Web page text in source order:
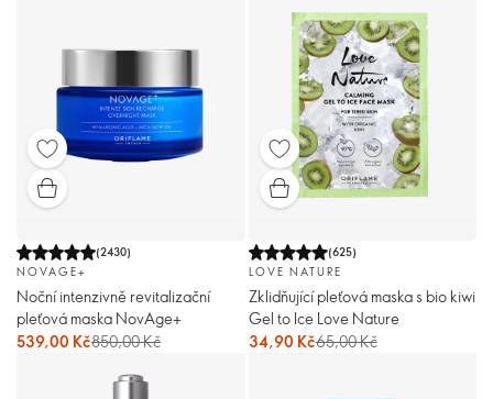
(2430)
NOVAGE+
Noční intenzivně revitalizační
pleťová maska NovAge+
539,00 Kč850,00 Kč
(625)
LOVE NATURE
Zklidňující pleťová maska s bio kiwi
Gel to Ice Love Nature
34,90 Kč65,00 Kč